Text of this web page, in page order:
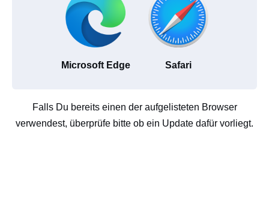
Microsoft Edge Safari
Falls Du bereits einen der aufgelisteten Browser
verwendest, überprüfe bitte ob ein Update dafür vorliegt.